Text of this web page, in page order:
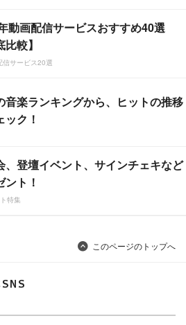
動画配信サービスおすすめ40選
比較】
信サービス20選
音楽ランキングから、ヒットの推移
ック！
、登壇イベント、サインチェキなど
ント！
特集
このページのトップへ